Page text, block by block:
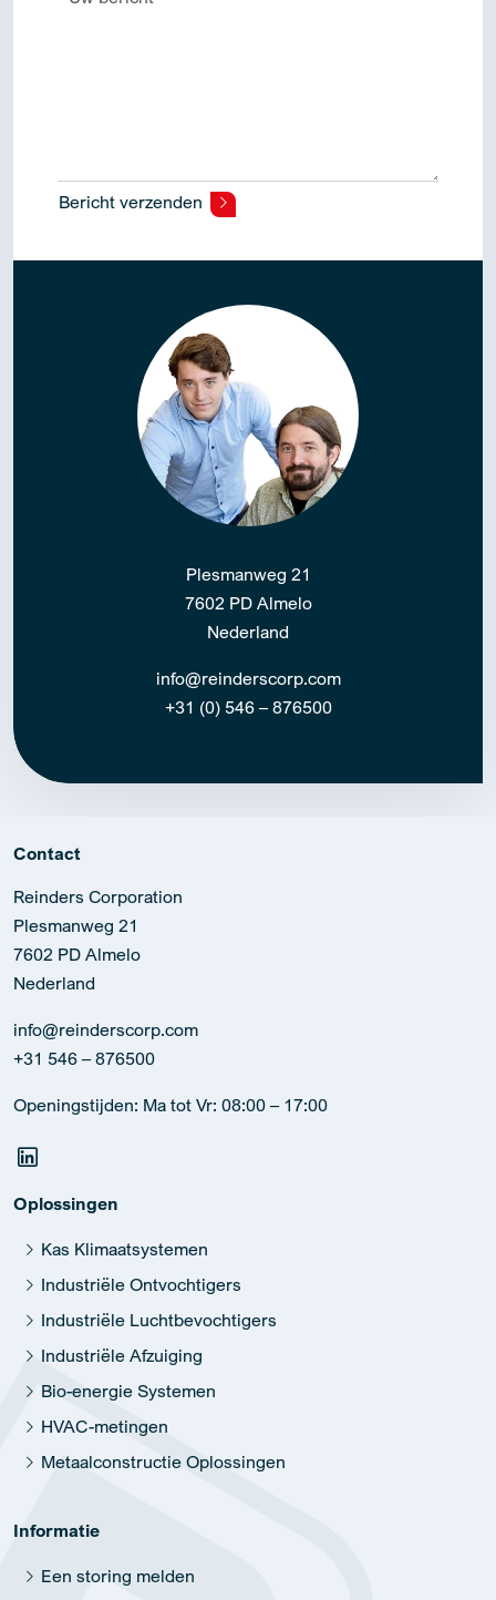
Bericht verzenden
Plesmanweg 21
7602 PD Almelo
Nederland
info@reinderscorp.com
+31 (0) 546 – 876500
Contact
Reinders Corporation
Plesmanweg 21
7602 PD Almelo
Nederland
info@reinderscorp.com
+31 546 – 876500
Openingstijden: Ma tot Vr: 08:00 – 17:00
Oplossingen
Kas Klimaatsystemen
Industriële Ontvochtigers
Industriële Luchtbevochtigers
Industriële Afzuiging
Bio-energie Systemen
HVAC-metingen
Metaalconstructie Oplossingen
Informatie
Een storing melden